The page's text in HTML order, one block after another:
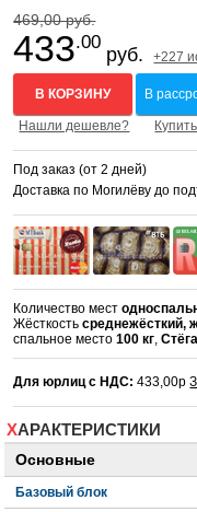
469,00 руб.
433.00
руб. +227
В КОРЗИНУ В
Нашли дешевле?
Под заказ (от 2 дней)
Доставка по Могилёву до
Количество мест
Жёсткостьсреднежёсткий,
спальное место100 кг ,
Для юрлиц с НДС: 433,00р
ХАРАКТЕРИСТИКИ
Основные
Базовый блок